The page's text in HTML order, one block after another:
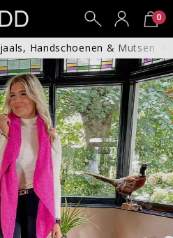
0
Sjaals, Handschoenen & Mutsen